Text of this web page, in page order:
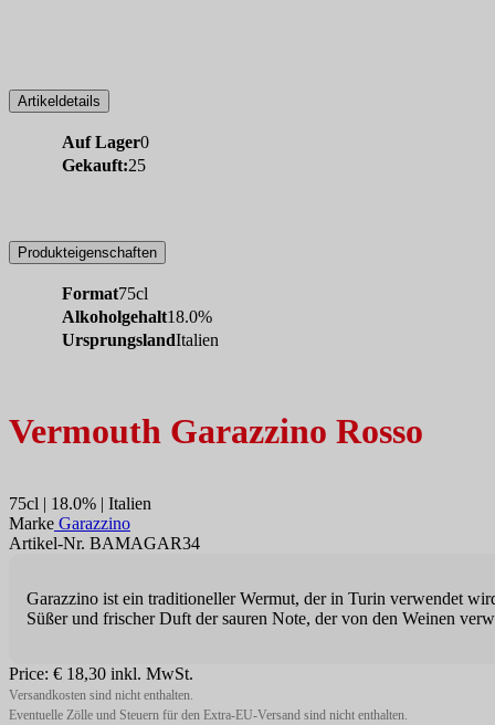
Artikeldetails
Auf Lager0
Gekauft:25
Produkteigenschaften
Format75cl
Alkoholgehalt18.0%
UrsprungslandItalien
Vermouth Garazzino Rosso
75cl | 18.0% | Italien
Marke Garazzino
Artikel-Nr. BAMAGAR34
Garazzino ist ein traditioneller Wermut, der in Turin verwendet
Süßer und frischer Duft der sauren Note, der von den Weinen
Price: € 18,30 inkl. MwSt.
Versandkosten sind nicht enthalten.
Eventuelle Zölle und Steuern für den Extra-EU-Versand sind nicht enthalten.